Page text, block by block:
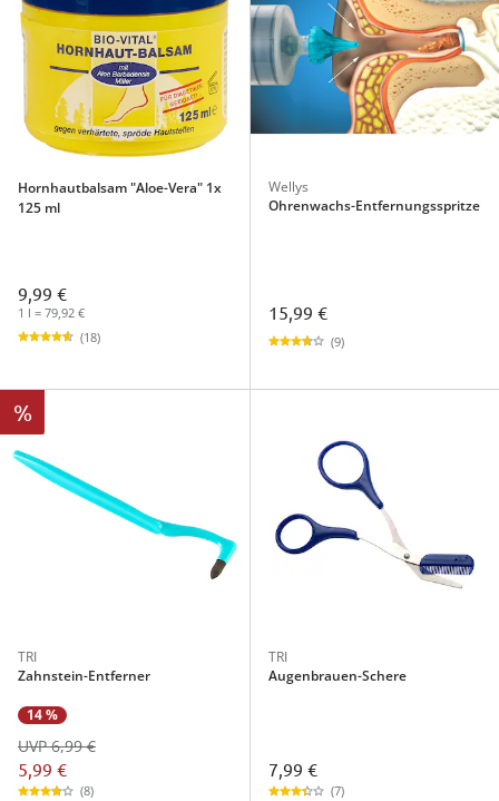
Hornhautbalsam "Aloe-Vera" 1x
125 ml
9,99 €
1 l = 79,92 €
(18)
Wellys
Ohrenwachs-Entfernungsspritze
15,99 €
(9)
%
TRI
Zahnstein-Entferner
14 %
5,99 €
UVP 6,99 €
(8)
TRI
Augenbrauen-Schere
7,99 €
(7)